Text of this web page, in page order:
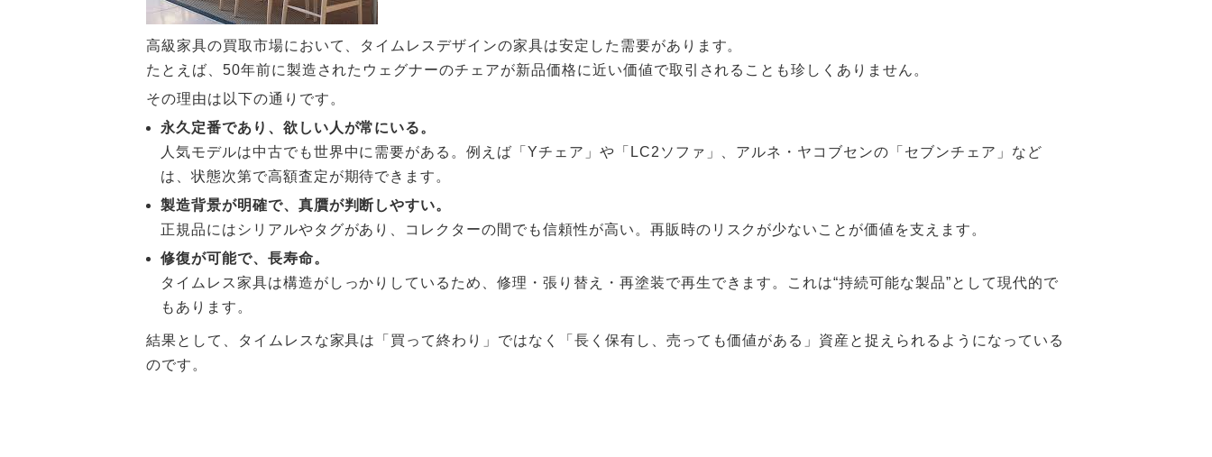
高級家具の買取市場において、タイムレスデザインの家具は安定した需要があります。
たとえば、50年前に製造されたウェグナーのチェアが新品価格に近い価値で取引されることも珍しくありません。
その理由は以下の通りです。
永久定番であり、欲しい人が常にいる。
人気モデルは中古でも世界中に需要がある。例えば「Yチェア」や「LC2ソファ」、アルネ・ヤコブセンの「セブンチェア」など
は、状態次第で高額査定が期待できます。
製造背景が明確で、真贋が判断しやすい。
正規品にはシリアルやタグがあり、コレクターの間でも信頼性が高い。再販時のリスクが少ないことが価値を支えます。
修復が可能で、長寿命。
タイムレス家具は構造がしっかりしているため、修理・張り替え・再塗装で再生できます。これは“持続可能な製品”として現代的で
もあります。
結果として、タイムレスな家具は「買って終わり」ではなく「長く保有し、売っても価値がある」資産と捉えられるようになっている
のです。